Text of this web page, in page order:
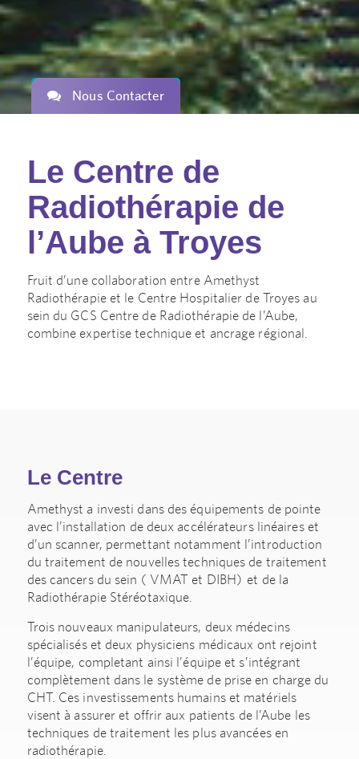
Nous Contacter
Le Centre de
Radiothérapie de
l’Aube à Troyes
Fruit d’une collaboration entre Amethyst
Radiothérapie et le Centre Hospitalier de Troyes au
sein du GCS Centre de Radiothérapie de l’Aube,
combine expertise technique et ancrage régional.
Le Centre
Amethyst a investi dans des équipements de pointe
avec l’installation de deux accélérateurs linéaires et
d’un scanner, permettant notamment l’introduction
du traitement de nouvelles techniques de traitement
des cancers du sein ( VMAT et DIBH) et de la
Radiothérapie Stéréotaxique.
Trois nouveaux manipulateurs, deux médecins
spécialisés et deux physiciens médicaux ont rejoint
l’équipe, completant ainsi l’équipe et s’intégrant
complètement dans le système de prise en charge du
CHT. Ces investissements humains et matériels
visent à assurer et offrir aux patients de l’Aube les
techniques de traitement les plus avancées en
radiothérapie.